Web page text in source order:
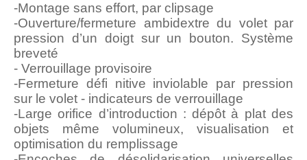
-Montage sans effort, par clipsage
-Ouverture/fermeture ambidextre du volet par
pression d’un doigt sur un bouton. Système
breveté
- Verrouillage provisoire
-Fermeture défi nitive inviolable par pression
sur le volet - indicateurs de verrouillage
-Large orifice d’introduction : dépôt à plat des
objets même volumineux, visualisation et
optimisation du remplissage